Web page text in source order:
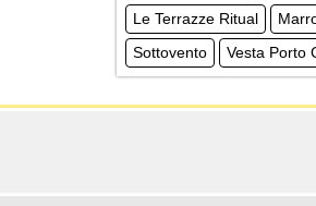
Le Terrazze Ritual
Sottovento
Vesta Porto